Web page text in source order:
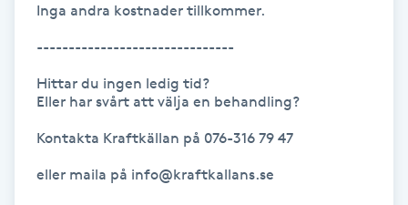
Hypnos
Hårförlängning
Inga andra kostnader tillkommer.
-------------------------------
Hittar du ingen ledig tid?
Eller har svårt att välja en behandling?
Kontakta Kraftkällan på 076-316 79 47
eller maila på info@kraftkallans.se